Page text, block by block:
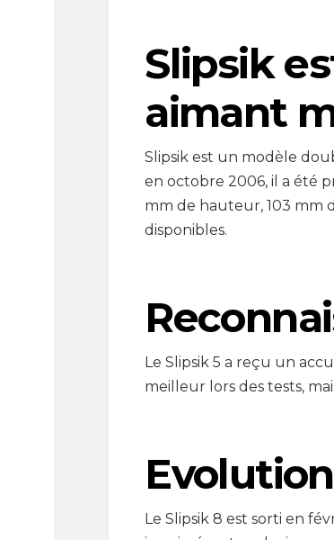
Slipsik
aimant
Slipsik est un modèle
en octobre 2006, il a été
mm de hauteur, 103 mm
disponibles.
Le Slipsik 5 a reçu un
meilleur lors des tests,
Le Slipsik 8 est sorti en